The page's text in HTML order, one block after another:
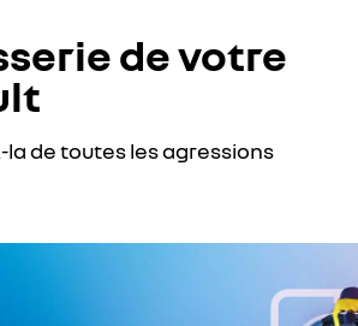
de votre
de toutes les agressions